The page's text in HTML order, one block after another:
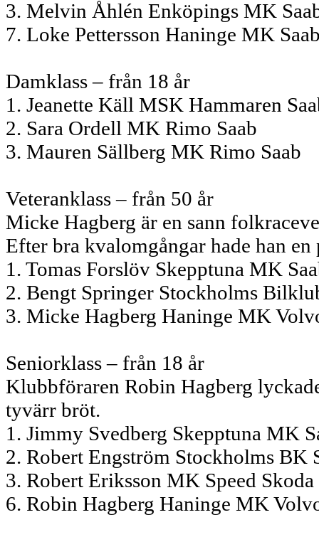
3. Melvin Åhlén Enköpings MK
7. Loke Pettersson Haninge MK
Damklass – från 18 år
1. Jeanette Käll MSK Hammaren
2. Sara Ordell MK Rimo Saab
3. Mauren Sällberg MK Rimo Saab
Veteranklass – från 50 år
Micke Hagberg är en sann
Efter bra kvalomgångar hade han
1. Tomas Forslöv Skepptuna MK
2. Bengt Springer Stockholms
3. Micke Hagberg Haninge MK
Seniorklass – från 18 år
Klubbföraren Robin Hagberg
tyvärr bröt.
1. Jimmy Svedberg Skepptuna MK
2. Robert Engström Stockholms BK
3. Robert Eriksson MK Speed Skoda
6. Robin Hagberg Haninge MK